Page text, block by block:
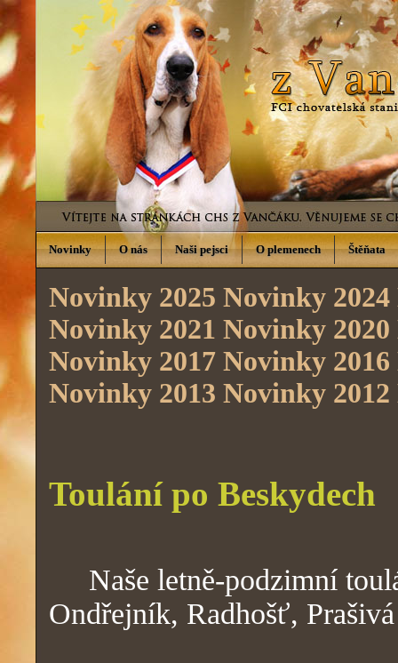
Novinky 2025 Novinky 2024
Novinky 2021 Novinky 2020
Novinky 2017 Novinky 2016
Novinky 2013 Novinky 2012
Toulání po Beskydech
Naše letně-podzimní
Ondřejník, Radhošť,
Novinky O nás Naši pejsci O plemenech Štěňata